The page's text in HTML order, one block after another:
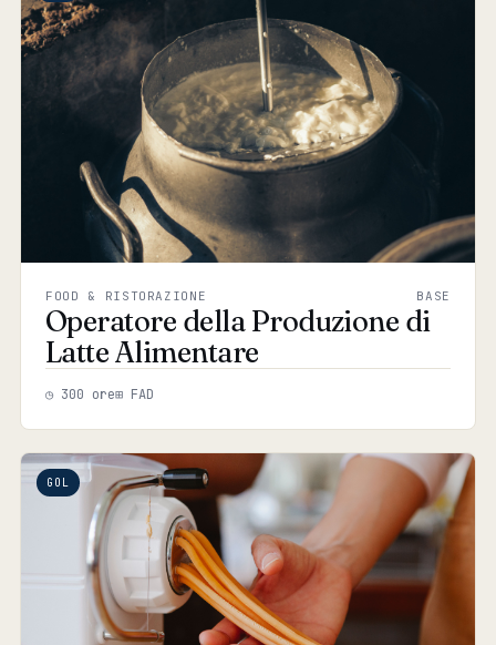
FOOD & RISTORAZIONE BASE
Operatore della Produzione di
Latte Alimentare
◷ 300 ore⊞ FAD
GOL